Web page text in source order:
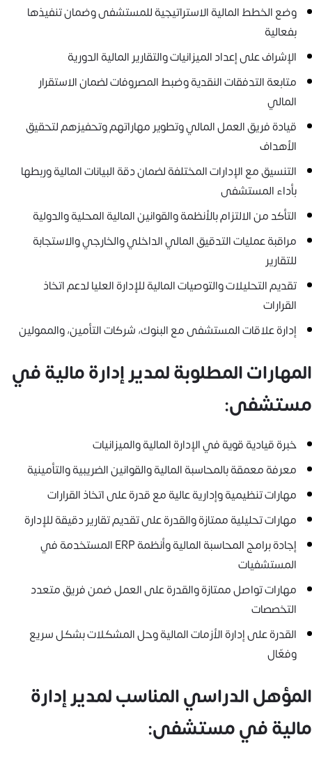
وضع الخطط المالية الاستراتيجية للمستشفى وضمان تنفيذها
بفعالية
الإشراف على إعداد الميزانيات والتقارير المالية الدورية
متابعة التدفقات النقدية وضبط المصروفات لضمان الاستقرار
المالي
قيادة فريق العمل المالي وتطوير مهاراتهم وتحفيزهم لتحقيق
الأهداف
التنسيق مع الإدارات المختلفة لضمان دقة البيانات المالية وربطها
بأداء المستشفى
التأكد من الالتزام بالأنظمة والقوانين المالية المحلية والدولية
مراقبة عمليات التدقيق المالي الداخلي والخارجي والاستجابة
للتقارير
تقديم التحليلات والتوصيات المالية للإدارة العليا لدعم اتخاذ
القرارات
إدارة علاقات المستشفى مع البنوك، شركات التأمين، والممولين
المهارات المطلوبة لمدير إدارة مالية في
مستشفى:
خبرة قيادية قوية في الإدارة المالية والميزانيات
معرفة معمقة بالمحاسبة المالية والقوانين الضريبية والتأمينية
مهارات تنظيمية وإدارية عالية مع قدرة على اتخاذ القرارات
مهارات تحليلية ممتازة والقدرة على تقديم تقارير دقيقة للإدارة
إجادة برامج المحاسبة المالية وأنظمة ERP المستخدمة في
المستشفيات
مهارات تواصل ممتازة والقدرة على العمل ضمن فريق متعدد
التخصصات
القدرة على إدارة الأزمات المالية وحل المشكلات بشكل سريع
وفعّال
المؤهل الدراسي المناسب لمدير إدارة
مالية في مستشفى: